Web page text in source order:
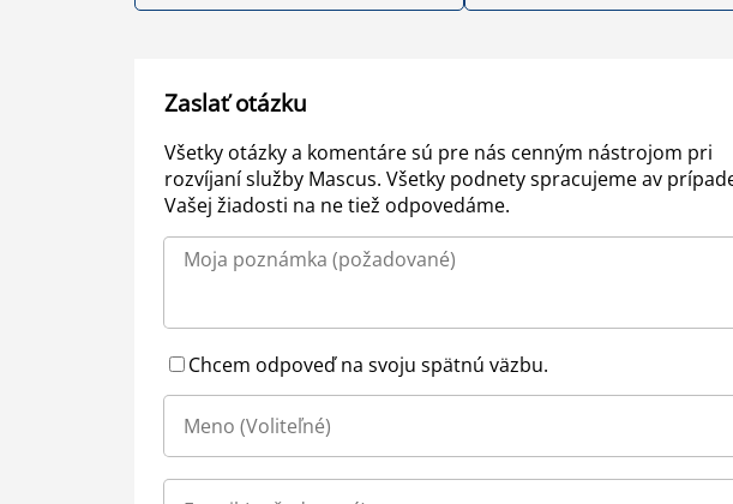
Zaslať otázku
Všetky otázky a komentáre sú pre nás cenným nástrojom pri
rozvíjaní služby Mascus. Všetky podnety spracujeme av
Vašej žiadosti na ne tiež odpovedáme.
Chcem odpoveď na svoju spätnú väzbu.